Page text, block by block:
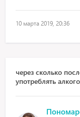
10 марта 2019, 20:36
через сколько
употреблять